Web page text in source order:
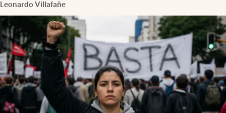
Leonardo Villafañe